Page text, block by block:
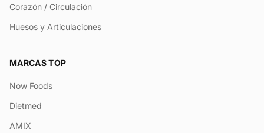
Corazón / Circulación
Huesos y Articulaciones
MARCAS TOP
Now Foods
Dietmed
AMIX